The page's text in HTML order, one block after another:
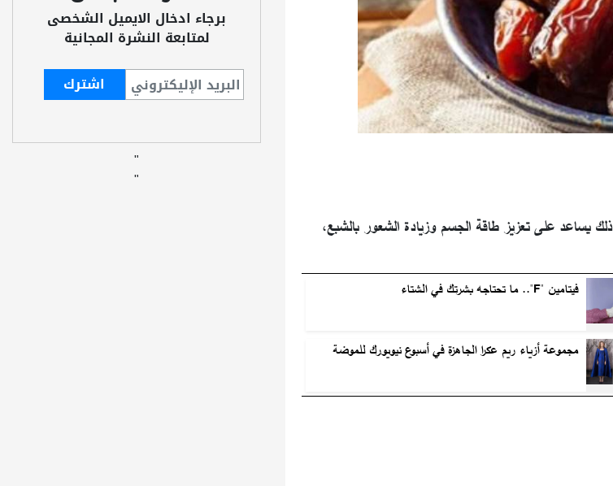
يساعد على تعزيز طاقة الجسم وزيادة الشعور بالشبع،
فيتامين "F".. ما تحتاجه بشرتك في الشتاء
مجموعة أزياء ريم عكرا الجاهزة في أسبوع نيويورك للموضة
برجاء ادخال الايميل الشخصى
لمتابعة النشرة المجانية
"
"